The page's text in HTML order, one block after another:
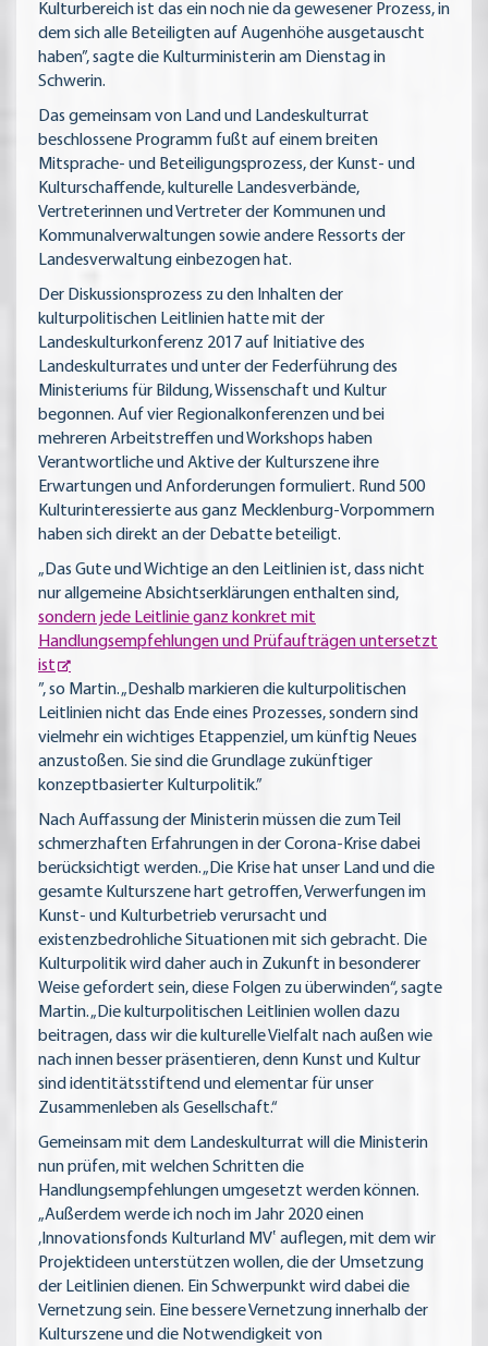
Kulturbereich ist das ein noch nie da gewesener Prozess, in
dem sich alle Beteiligten auf Augenhöhe ausgetauscht
haben”, sagte die Kulturministerin am Dienstag in
Schwerin.
Das gemeinsam von Land und Landeskulturrat
beschlossene Programm fußt auf einem breiten
Mitsprache- und Beteiligungsprozess, der Kunst- und
Kulturschaffende, kulturelle Landesverbände,
Vertreterinnen und Vertreter der Kommunen und
Kommunalverwaltungen sowie andere Ressorts der
Landesverwaltung einbezogen hat.
Der Diskussionsprozess zu den Inhalten der
kulturpolitischen Leitlinien hatte mit der
Landeskulturkonferenz 2017 auf Initiative des
Landeskulturrates und unter der Federführung des
Ministeriums für Bildung, Wissenschaft und Kultur
begonnen. Auf vier Regionalkonferenzen und bei
mehreren Arbeitstreffen und Workshops haben
Verantwortliche und Aktive der Kulturszene ihre
Erwartungen und Anforderungen formuliert. Rund 500
Kulturinteressierte aus ganz Mecklenburg-Vorpommern
haben sich direkt an der Debatte beteiligt.
„Das Gute und Wichtige an den Leitlinien ist, dass nicht
nur allgemeine Absichtserklärungen enthalten sind,
sondern jede Leitlinie ganz konkret mit
Handlungsempfehlungen und Prüfaufträgen untersetzt
ist
”, so Martin. „Deshalb markieren die kulturpolitischen
Leitlinien nicht das Ende eines Prozesses, sondern sind
vielmehr ein wichtiges Etappenziel, um künftig Neues
anzustoßen. Sie sind die Grundlage zukünftiger
konzeptbasierter Kulturpolitik.”
Nach Auffassung der Ministerin müssen die zum Teil
schmerzhaften Erfahrungen in der Corona-Krise dabei
berücksichtigt werden. „Die Krise hat unser Land und die
gesamte Kulturszene hart getroffen, Verwerfungen im
Kunst- und Kulturbetrieb verursacht und
existenzbedrohliche Situationen mit sich gebracht. Die
Kulturpolitik wird daher auch in Zukunft in besonderer
Weise gefordert sein, diese Folgen zu überwinden“, sagte
Martin. „Die kulturpolitischen Leitlinien wollen dazu
beitragen, dass wir die kulturelle Vielfalt nach außen wie
nach innen besser präsentieren, denn Kunst und Kultur
sind identitätsstiftend und elementar für unser
Zusammenleben als Gesellschaft.“
Gemeinsam mit dem Landeskulturrat will die Ministerin
nun prüfen, mit welchen Schritten die
Handlungsempfehlungen umgesetzt werden können.
„Außerdem werde ich noch im Jahr 2020 einen
‚Innovationsfonds Kulturland MV‛ auflegen, mit dem wir
Projektideen unterstützen wollen, die der Umsetzung
der Leitlinien dienen. Ein Schwerpunkt wird dabei die
Vernetzung sein. Eine bessere Vernetzung innerhalb der
Kulturszene und die Notwendigkeit von